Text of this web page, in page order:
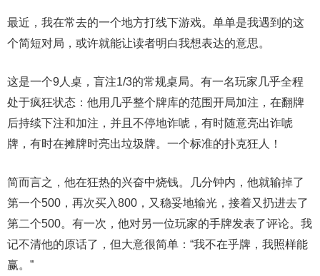
最近，我在常去的一个地方打线下游戏。单单是我遇到的这
个简短对局，或许就能让读者明白我想表达的意思。
这是一个9人桌，盲注1/3的常规桌局。有一名玩家几乎全程
处于疯狂状态：他用几乎整个牌库的范围开局加注，在翻牌
后持续下注和加注，并且不停地诈唬，有时随意亮出诈唬
牌，有时在摊牌时亮出垃圾牌。一个标准的扑克狂人！
简而言之，他在狂热的兴奋中烧钱。几分钟内，他就输掉了
第一个500，再次买入800，又稳妥地输光，接着又扔进去了
第二个500。有一次，他对另一位玩家的手牌发表了评论。我
记不清他的原话了，但大意很简单：“我不在乎牌，我照样能
赢。”